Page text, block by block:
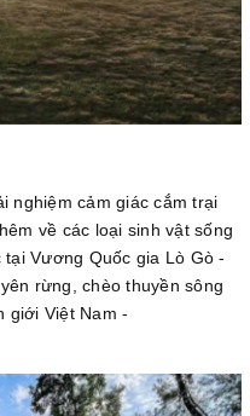
nghiệm cảm giác cắm trại
về các loại sinh vật sống
Vương Quốc gia Lò Gò -
rừng, chèo thuyền sông
giới Việt Nam -